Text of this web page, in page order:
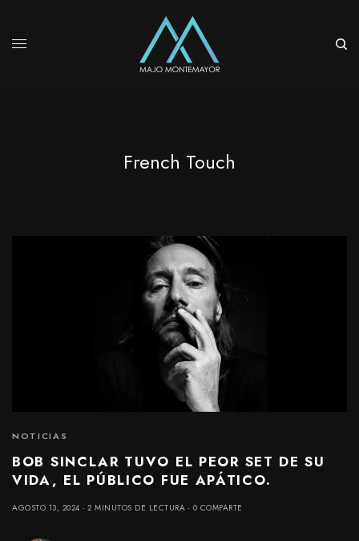
French Touch
NOTICIAS
BOB SINCLAR TUVO EL PEOR SET DE SU
VIDA, EL PÚBLICO FUE APÁTICO.
AGOSTO 13, 2024 2 MINUTOS DE LECTURA 0 COMPARTE